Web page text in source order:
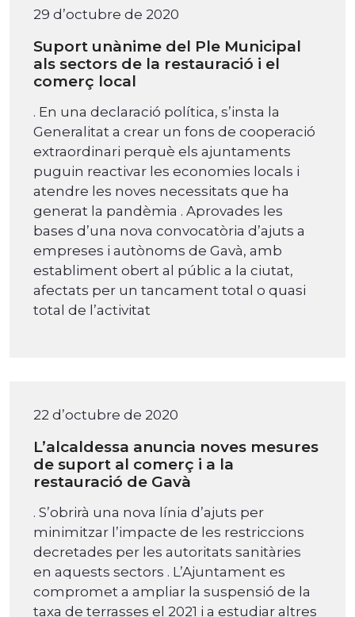
29 d’octubre de 2020
Suport unànime del Ple Municipal
als sectors de la restauració i el
comerç local
. En una declaració política, s’insta la
Generalitat a crear un fons de cooperació
extraordinari perquè els ajuntaments
puguin reactivar les economies locals i
atendre les noves necessitats que ha
generat la pandèmia . Aprovades les
bases d’una nova convocatòria d’ajuts a
empreses i autònoms de Gavà, amb
establiment obert al públic a la ciutat,
afectats per un tancament total o quasi
total de l’activitat
22 d’octubre de 2020
L’alcaldessa anuncia noves mesures
de suport al comerç i a la
restauració de Gavà
. S’obrirà una nova línia d’ajuts per
minimitzar l’impacte de les restriccions
decretades per les autoritats sanitàries
en aquests sectors . L’Ajuntament es
compromet a ampliar la suspensió de la
taxa de terrasses el 2021 i a estudiar altres